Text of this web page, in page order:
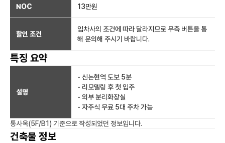
NOC 13만원
할인 조건
임차사의 조건에 따라 달라지므로 우측 버튼을 통
해 문의해 주시기 바랍니다.
특징 요약
설명
- 신논현역 도보 5분
- 리모델링 후 첫 입주
- 외부 분리화장실
- 자주식 무료 5대 주차 가능
통사옥(5F/B1) 기준으로 작성되었던 정보입니다.
건축물 정보